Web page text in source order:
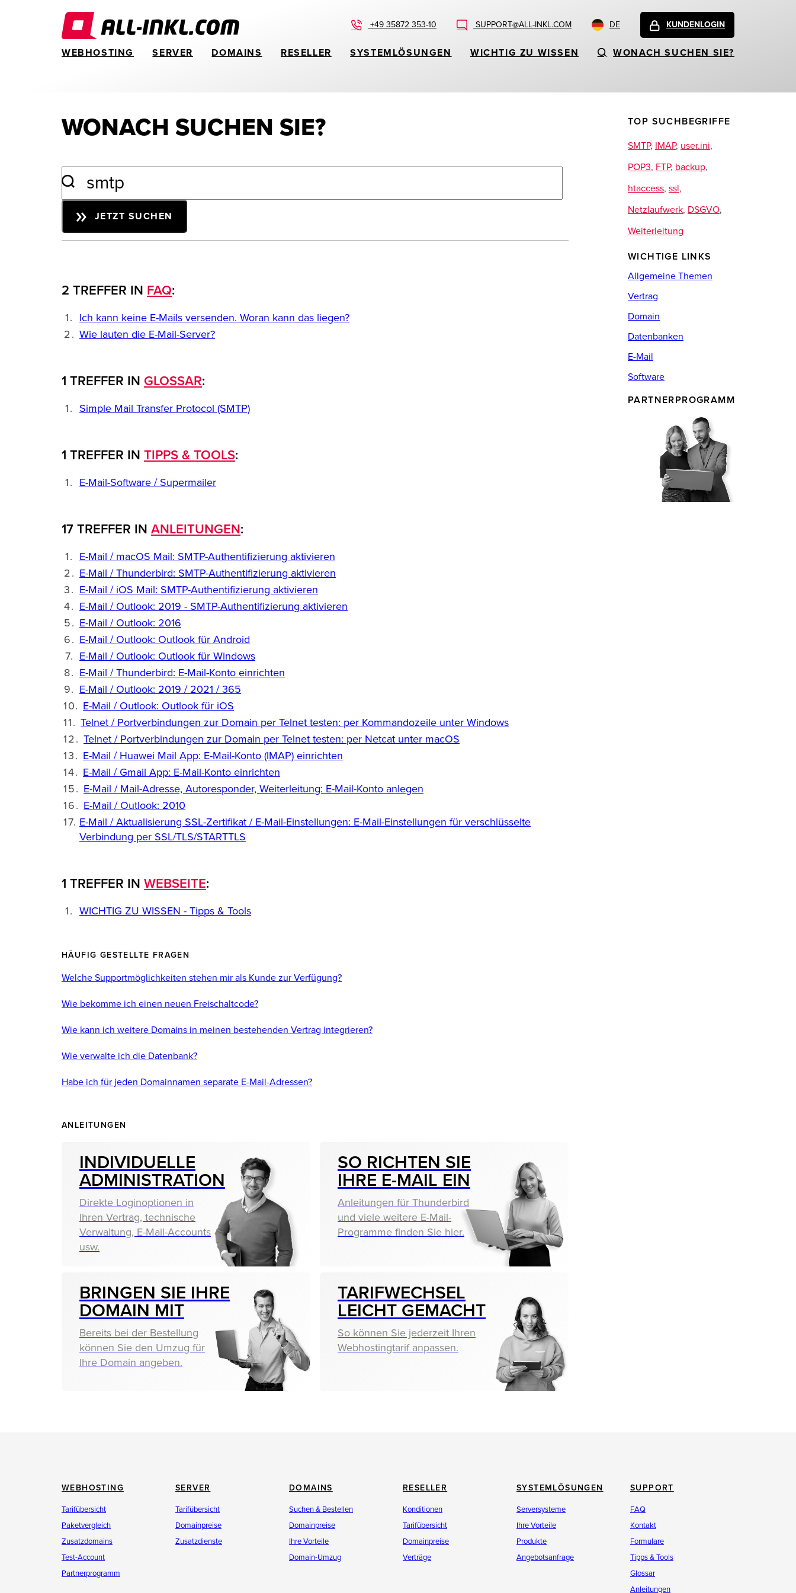
+49 35872 353-10 SUPPORT@ALL-INKL.COM DE KUNDENLOGIN
WEBHOSTING SERVER DOMAINS RESELLER SYSTEMLÖSUNGEN WICHTIG ZU WISSEN WONACH SUCHEN SIE?
WONACH SUCHEN SIE?
JETZT SUCHEN
2 TREFFER IN FAQ:
Ich kann keine E-Mails versenden. Woran kann das liegen?
Wie lauten die E-Mail-Server?
1 TREFFER IN GLOSSAR:
Simple Mail Transfer Protocol (SMTP)
1 TREFFER IN TIPPS & TOOLS:
E-Mail-Software / Supermailer
17 TREFFER IN ANLEITUNGEN:
E-Mail / macOS Mail: SMTP-Authentifizierung aktivieren
E-Mail / Thunderbird: SMTP-Authentifizierung aktivieren
E-Mail / iOS Mail: SMTP-Authentifizierung aktivieren
E-Mail / Outlook: 2019 - SMTP-Authentifizierung aktivieren
E-Mail / Outlook: 2016
E-Mail / Outlook: Outlook für Android
E-Mail / Outlook: Outlook für Windows
E-Mail / Thunderbird: E-Mail-Konto einrichten
E-Mail / Outlook: 2019 / 2021 / 365
E-Mail / Outlook: Outlook für iOS
Telnet / Portverbindungen zur Domain per Telnet testen: per Kommandozeile unter Windows
Telnet / Portverbindungen zur Domain per Telnet testen: per Netcat unter macOS
E-Mail / Huawei Mail App: E-Mail-Konto (IMAP) einrichten
E-Mail / Gmail App: E-Mail-Konto einrichten
E-Mail / Mail-Adresse, Autoresponder, Weiterleitung: E-Mail-Konto anlegen
E-Mail / Outlook: 2010
E-Mail / Aktualisierung SSL-Zertifikat / E-Mail-Einstellungen: E-Mail-Einstellungen für verschlüsselte
Verbindung per SSL/TLS/STARTTLS
1 TREFFER IN WEBSEITE:
WICHTIG ZU WISSEN - Tipps & Tools
HÄUFIG GESTELLTE FRAGEN
Welche Supportmöglichkeiten stehen mir als Kunde zur Verfügung?
Wie bekomme ich einen neuen Freischaltcode?
Wie kann ich weitere Domains in meinen bestehenden Vertrag integrieren?
Wie verwalte ich die Datenbank?
Habe ich für jeden Domainnamen separate E-Mail-Adressen?
ANLEITUNGEN
INDIVIDU­ELLE
ADMINIS­TRATION
Direkte Loginoptionen in
Ihren Vertrag, technische
Verwaltung, E-Mail-Accounts
usw.
SO RICHTEN SIE
IHRE E-MAIL EIN
Anleitungen für Thunderbird
und viele weitere E-Mail-
Programme finden Sie hier.
BRINGEN SIE IHRE
DOMAIN MIT
Bereits bei der Bestellung
können Sie den Umzug für
Ihre Domain angeben.
TARIF­WECHSEL
LEICHT GEMACHT
So können Sie jederzeit Ihren
Webhostingtarif anpassen.
TOP SUCHBEGRIFFE
SMTP, IMAP, user.ini,
POP3, FTP, backup,
htaccess, ssl,
Netzlaufwerk, DSGVO,
Weiterleitung
WICHTIGE LINKS
Allgemeine Themen
Vertrag
Domain
Datenbanken
E-Mail
Software
PARTNERPROGRAMM
WEBHOSTING
Tarifübersicht
Paketvergleich
Zusatzdomains
Test-Account
Partnerprogramm
SERVER
Tarifübersicht
Domainpreise
Zusatzdienste
DOMAINS
Suchen & Bestellen
Domainpreise
Ihre Vorteile
Domain-Umzug
RESELLER
Konditionen
Tarifübersicht
Domainpreise
Verträge
SYSTEMLÖSUNGEN
Serversysteme
Ihre Vorteile
Produkte
Angebotsanfrage
SUPPORT
FAQ
Kontakt
Formulare
Tipps & Tools
Glossar
Anleitungen